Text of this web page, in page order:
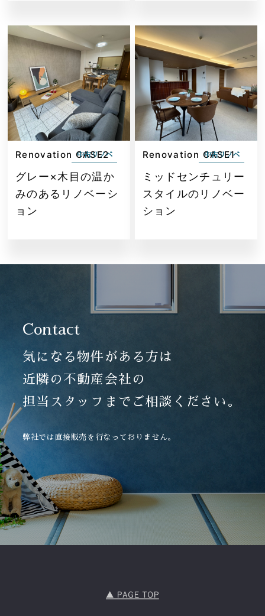
中古リノベ
Renovation CASE2
グレー×木目の温か
みのあるリノベーシ
ョン
中古リノベ
Renovation CASE1
ミッドセンチュリー
スタイルのリノベー
ション
Contact
気になる物件がある方は
近隣の不動産会社の
担当スタッフまでご相談ください。
弊社では直接販売を行なっておりません。